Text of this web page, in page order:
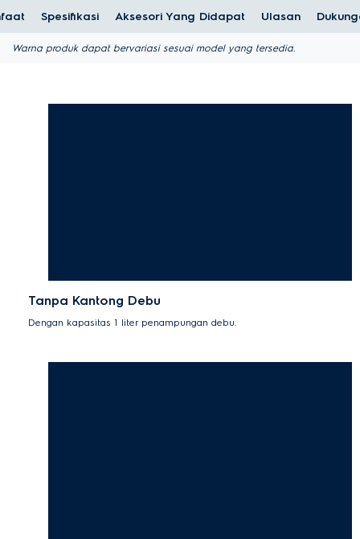
Spesifikasi Aksesori Yang Didapat Ulasan
Warna produk dapat bervariasi sesuai model yang tersedia.
Tanpa Kantong Debu
Dengan kapasitas 1 liter penampungan debu.